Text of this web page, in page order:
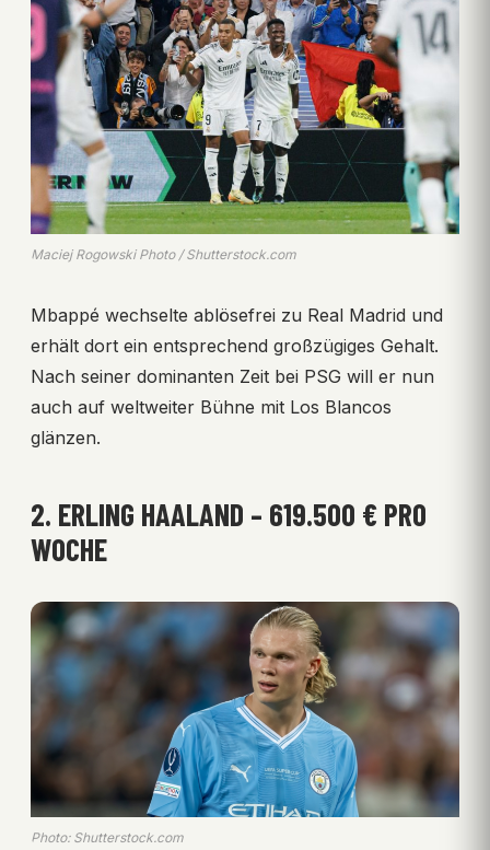
Maciej Rogowski Photo / Shutterstock.com
Mbappé wechselte ablösefrei zu Real Madrid und
erhält dort ein entsprechend großzügiges Gehalt.
Nach seiner dominanten Zeit bei PSG will er nun
auch auf weltweiter Bühne mit Los Blancos
glänzen.
2. ERLING HAALAND – 619.500 € PRO
WOCHE
Photo: Shutterstock.com